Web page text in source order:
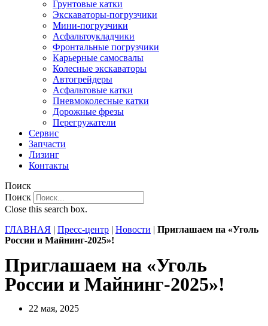
Грунтовые катки
Экскаваторы-погрузчики
Мини-погрузчики
Асфальтоукладчики
Фронтальные погрузчики
Карьерные самосвалы
Колесные экскаваторы
Автогрейдеры
Асфальтовые катки
Пневмоколесные катки
Дорожные фрезы
Перегружатели
Сервис
Запчасти
Лизинг
Контакты
Поиск
Поиск
Close this search box.
ГЛАВНАЯ | Пресс-центр | Новости | Приглашаем на «Уголь
России и Майнинг-2025»!
Приглашаем на «Уголь
России и Майнинг-2025»!
22 мая, 2025